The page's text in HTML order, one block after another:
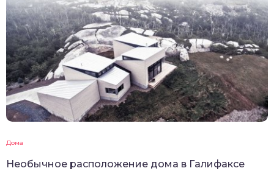
Дома
Необычное расположение дома в Галифаксе